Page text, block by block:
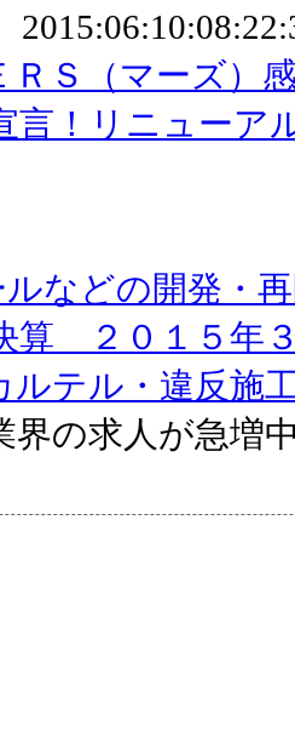
Ｓ（マーズ）
言！リニューア
などの開発・
算 ２０１５年
ルテル・違反施
界の求人が急増